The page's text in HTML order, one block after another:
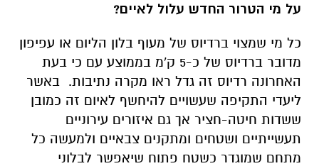
על מי הטרור החדש עלול לאיים?
כל מי שמצוי ברדיוס של מעוף בלון הליום או עפיפון
מדובר ברדיוס של כ-5 ק'מ בממוצע עם כי בעת
האחרונה רדיוס זה גדל ראו מקרה נתיבות. באשר
ליעדי התקיפה שעשויים להיחשף לאיום זה כמובן
ששדות חיטה-חציר אך גם איזורים עירוניים
תעשייתיים ושטחים ומתקנים צבאיים ולמעשה כל
מתחם שמוגדר כשטח פתוח שיאפשר לבלוני